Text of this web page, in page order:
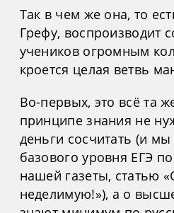
Так в чем же она, то
Грефу, воспроизводит
учеников огромным
кроется целая ветвь
Во-первых, это всё та
принципе знания не
деньги сосчитать (и
базового уровня ЕГЭ
нашей газеты, статью
неделимую!»), а о